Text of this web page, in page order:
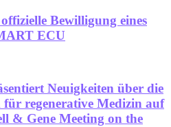
Bewilligung eines
ECU
Neuigkeiten über die
regenerative Medizin auf
& Gene Meeting on the